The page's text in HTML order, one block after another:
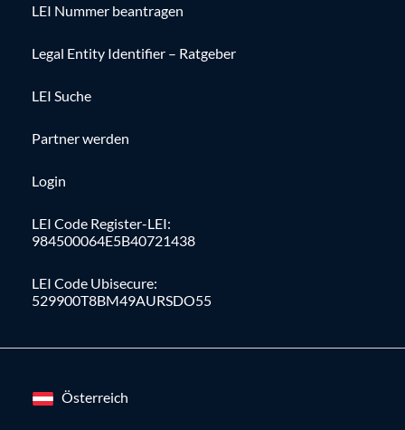
LEI Nummer beantragen
Legal Entity Identifier – Ratgeber
LEI Suche
Partner werden
Login
LEI Code Register-LEI:
984500064E5B40721438
LEI Code Ubisecure:
529900T8BM49AURSDO55
Österreich